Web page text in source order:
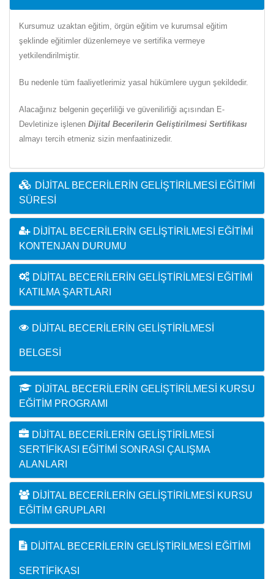
Kursumuz uzaktan eğitim, örgün eğitim ve kurumsal eğitim
şeklinde eğitimler düzenlemeye ve sertifika vermeye
yetkilendirilmiştir.
Bu nedenle tüm faaliyetlerimiz yasal hükümlere uygun şekildedir.
Alacağınız belgenin geçerliliği ve güvenilirliği açısından E-
Devletinize işlenen Dijital Becerilerin Geliştirilmesi Sertifikası
almayı tercih etmeniz sizin menfaatinizedir.
DIJITAL BECERILERIN GELIŞTIRILMESI EĞITIMI
SÜRESI
DIJITAL BECERILERIN GELIŞTIRILMESI EĞITIMI
KONTENJAN DURUMU
DIJITAL BECERILERIN GELIŞTIRILMESI EĞITIMI
KATILMA ŞARTLARI
DIJITAL BECERILERIN GELIŞTIRILMESI
BELGESI
DIJITAL BECERILERIN GELIŞTIRILMESI KURSU
EĞITIM PROGRAMI
DIJITAL BECERILERIN GELIŞTIRILMESI
SERTIFIKASI EĞITIMI SONRASI ÇALIŞMA
ALANLARI
DIJITAL BECERILERIN GELIŞTIRILMESI KURSU
EĞITIM GRUPLARI
DIJITAL BECERILERIN GELIŞTIRILMESI EĞITIMI
SERTIFIKASI